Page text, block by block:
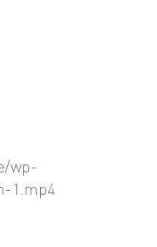
wp-
1.mp4